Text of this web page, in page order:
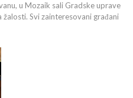
u Mozaik sali Gradske uprave
Svi zainteresovani građani